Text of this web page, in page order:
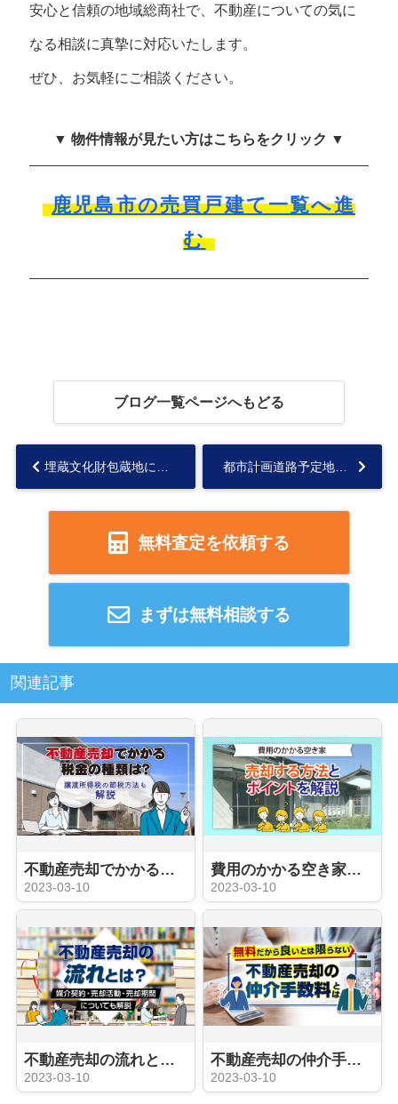
安心と信頼の地域総商社で、不動産についての気に
なる相談に真摯に対応いたします。
ぜひ、お気軽にご相談ください。
▼ 物件情報が見たい方はこちらをクリック ▼
鹿児島市の売買戸建て一覧へ進
む
ブログ一覧ページへもどる
無料査定を依頼する
まずは無料相談する
関連記事
不動産売却でかかる税金の種類は？譲渡所得税の節税方法も解説
2023-03-10
費用のかかる空き家を売却する方法とポイントを解説
2023-03-10
不動産売却の流れとは？媒介契約・売却活動・売却期間についても解説
2023-03-10
不動産売却の仲介手数料とは？
2023-03-10